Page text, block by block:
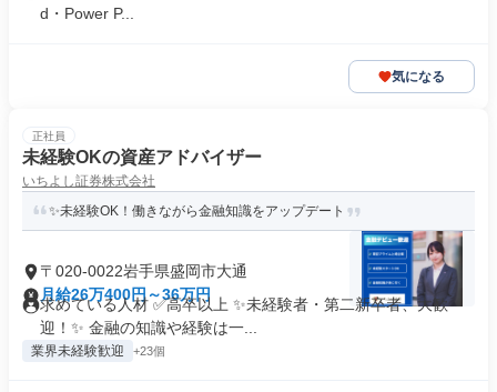
d・Power P...
気になる
正社員
未経験OKの資産アドバイザー
いちよし証券株式会社
✨未経験OK！働きながら金融知識をアップデート
〒020-0022岩手県盛岡市大通
月給26万400円～36万円
求めている人材 ✅高卒以上 ✨未経験者・第二新卒者、大歓
迎！✨ 金融の知識や経験は一...
業界未経験歓迎 +23個